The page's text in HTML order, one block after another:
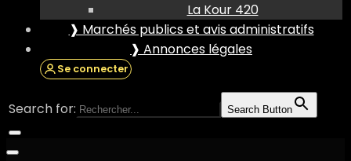
La Kour 420
❱ Marchés publics et avis administratifs
❱ Annonces légales
Se connecter
Search for: Search Button